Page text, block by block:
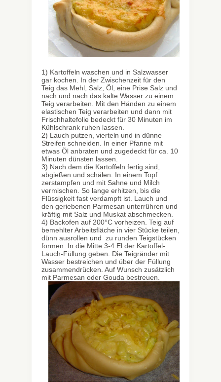
1) Kartoffeln waschen und in Salzwasser
gar kochen. In der Zwischenzeit für den
Teig das Mehl, Salz, Öl, eine Prise Salz und
nach und nach das kalte Wasser zu einem
Teig verarbeiten. Mit den Händen zu einem
elastischen Teig verarbeiten und dann mit
Frischhaltefolie bedeckt für 30 Minuten im
Kühlschrank ruhen lassen.
2) Lauch putzen, vierteln und in dünne
Streifen schneiden. In einer Pfanne mit
etwas Öl anbraten und zugedeckt für ca. 10
Minuten dünsten lassen.
3) Nach dem die Kartoffeln fertig sind,
abgießen und schälen. In einem Topf
zerstampfen und mit Sahne und Milch
vermischen. So lange erhitzen, bis die
Flüssigkeit fast verdampft ist. Lauch und
den geriebenen Parmesan unterrühren und
kräftig mit Salz und Muskat abschmecken.
4) Backofen auf 200°C vorheizen. Teig auf
bemehlter Arbeitsfläche in vier Stücke teilen,
dünn ausrollen und zu runden Teigstücken
formen. In die Mitte 3-4 El der Kartoffel-
Lauch-Füllung geben. Die Teigränder mit
Wasser bestreichen und über der Füllung
zusammendrücken. Auf Wunsch zusätzlich
mit Parmesan oder Gouda bestreuen.